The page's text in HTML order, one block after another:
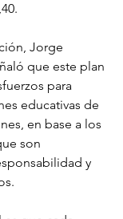
Jorge
que este plan
para
educativas de
en base a los
son
y